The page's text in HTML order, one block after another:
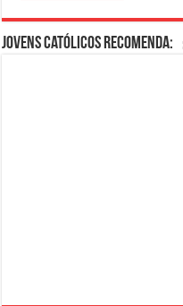
Jovens Católicos Recomenda: